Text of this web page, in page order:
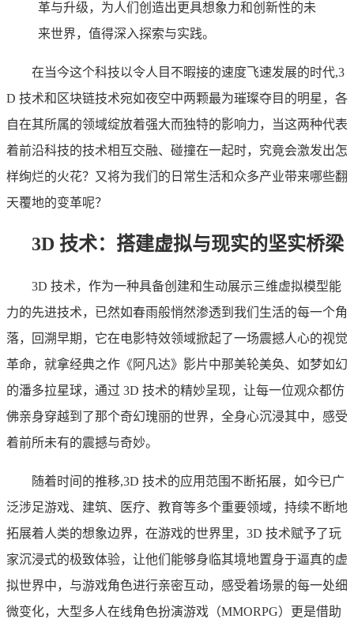
革与升级，为人们创造出更具想象力和创新性的未
来世界，值得深入探索与实践。
在当今这个科技以令人目不暇接的速度飞速发展的时代,3
D 技术和区块链技术宛如夜空中两颗最为璀璨夺目的明星，各
自在其所属的领域绽放着强大而独特的影响力，当这两种代表
着前沿科技的技术相互交融、碰撞在一起时，究竟会激发出怎
样绚烂的火花？又将为我们的日常生活和众多产业带来哪些翻
天覆地的变革呢？
3D 技术：搭建虚拟与现实的坚实桥梁
3D 技术，作为一种具备创建和生动展示三维虚拟模型能
力的先进技术，已然如春雨般悄然渗透到我们生活的每一个角
落，回溯早期，它在电影特效领域掀起了一场震撼人心的视觉
革命，就拿经典之作《阿凡达》影片中那美轮美奂、如梦如幻
的潘多拉星球，通过 3D 技术的精妙呈现，让每一位观众都仿
佛亲身穿越到了那个奇幻瑰丽的世界，全身心沉浸其中，感受
着前所未有的震撼与奇妙。
随着时间的推移,3D 技术的应用范围不断拓展，如今已广
泛涉足游戏、建筑、医疗、教育等多个重要领域，持续不断地
拓展着人类的想象边界，在游戏的世界里，3D 技术赋予了玩
家沉浸式的极致体验，让他们能够身临其境地置身于逼真的虚
拟世界中，与游戏角色进行亲密互动，感受着场景的每一处细
微变化，大型多人在线角色扮演游戏（MMORPG）更是借助